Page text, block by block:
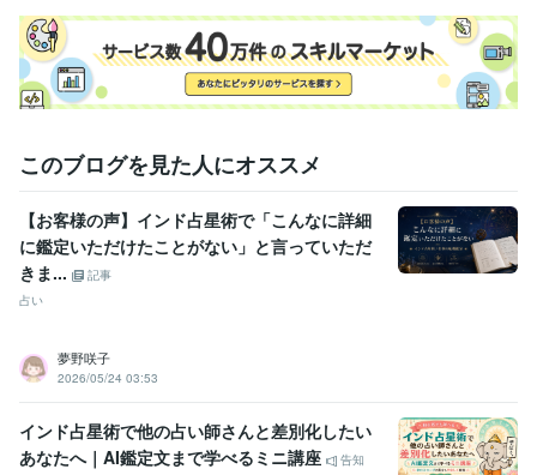
このブログを見た人にオススメ
【お客様の声】インド占星術で「こんなに詳細
に鑑定いただけたことがない」と言っていただ
きま...
記事
占い
夢野咲子
2026/05/24 03:53
インド占星術で他の占い師さんと差別化したい
あなたへ｜AI鑑定文まで学べるミニ講座
告知